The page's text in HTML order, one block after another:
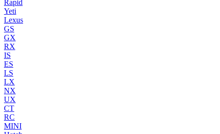
Rapid
Yeti
Lexus
GS
GX
RX
IS
ES
LS
LX
NX
UX
CT
RC
MINI